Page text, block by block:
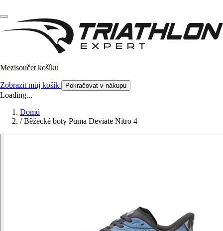
Mezisoučet košíku
Zobrazit můj košík Pokračovat v nákupu
Loading...
Domů
/ Běžecké boty Puma Deviate Nitro 4